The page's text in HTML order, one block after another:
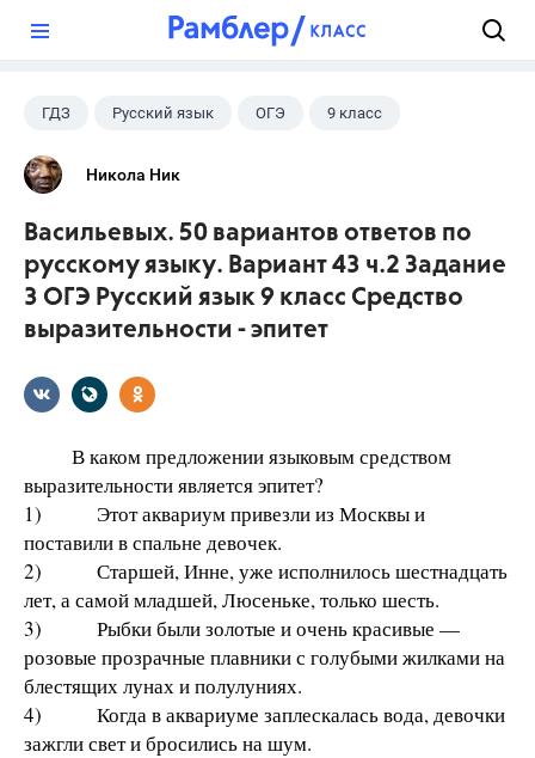
ГДЗ Русский язык ОГЭ 9 класс
+1
Никола Ник
Васильевых. 50 вариантов ответов по
русскому языку. Вариант 43 ч.2 Задание
3 ОГЭ Русский язык 9 класс Средство
выразительности - эпитет
В каком предложении языковым средством
выразительности является эпитет?
1) Этот аквариум привезли из Москвы и
поставили в спальне девочек.
2) Старшей, Инне, уже исполнилось шестнадцать
лет, а самой младшей, Люсеньке, только шесть.
3) Рыбки были золотые и очень красивые —
розовые прозрачные плавники с голубыми жилками на
блестящих лунах и полулуниях.
4) Когда в аквариуме заплескалась вода, девочки
зажгли свет и бросились на шум.